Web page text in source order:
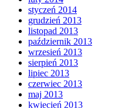
styczeń 2014
grudzień 2013
listopad 2013
październik 2013
wrzesień 2013
sierpień 2013
lipiec 2013
czerwiec 2013
maj 2013
kwiecień 2013